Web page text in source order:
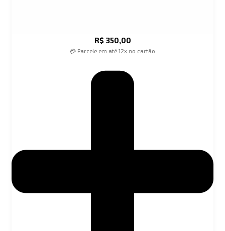
R$350,00
💳 Parcele em até 12x no cartão